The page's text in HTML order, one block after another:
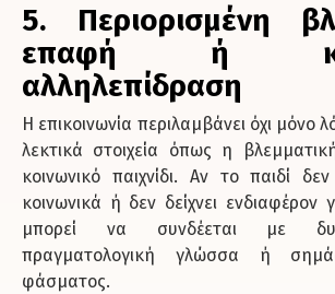
5. Περιορισμένη
επαφή ή
αλληλεπίδραση
Η επικοινωνία περιλαμβάνει όχι μόνο
λεκτικά στοιχεία όπως η
κοινωνικό παιχνίδι. Αν το παιδί δεν
κοινωνικά ή δεν δείχνει ενδιαφέρον
μπορεί να συνδέεται με
πραγματολογική γλώσσα ή
φάσματος.